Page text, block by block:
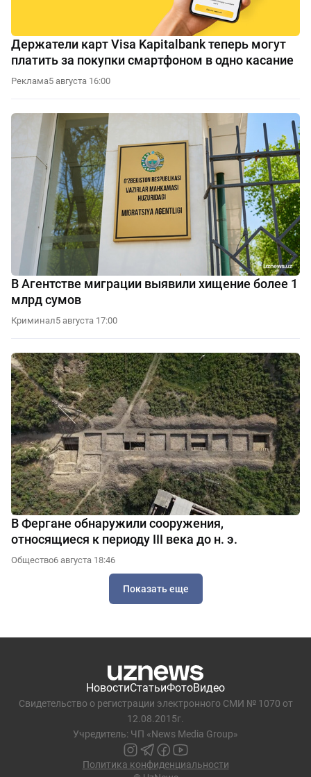
Держатели карт Visa Kapitalbank теперь могут
платить за покупки смартфоном в одно касание
Реклама5 августа 16:00
В Агентстве миграции выявили хищение более 1
млрд сумов
Криминал5 августа 17:00
В Фергане обнаружили сооружения,
относящиеся к периоду III века до н. э.
Общество6 августа 18:46
Показать еще
НовостиСтатьиФотоВидео
Свидетельство о регистрации электронного СМИ № 1070 от
12.08.2015г.
Учредитель: ЧП «News Media Group»
Политика конфиденциальности